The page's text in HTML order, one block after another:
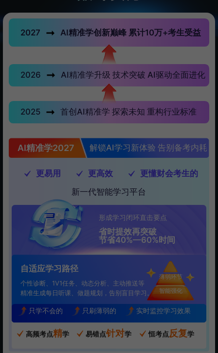
2027 AI精准学创新巅峰 累计10万+考生受益
2026 AI精准学升级 技术突破 AI驱动全面进化
2025 首创AI精准学 探索未知 重构行业标准
AI精准学2027 解锁AI学习新体验 告别备考内耗
更易用 更高效
更懂财会考生的
新一代智能学习平台
形成学习闭环直击要点
省时提效再突破
节省40%—60%时间
自适应学习路径
个性诊断、1V1任务、动态分析、主动推送等
精准生成每日听课、做题规划，告别盲目学习。
薄弱环节
智能强化
只学不会的 只刷薄弱的 实时监控学习效果
高频考点精学 易错点针对学 恒考点反复学